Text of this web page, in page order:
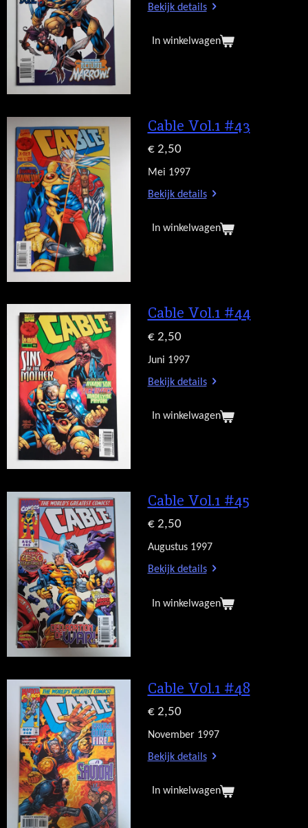
Bekijk details
In winkelwagen
Cable Vol.1 #43
€ 2,50
Mei 1997
Bekijk details
In winkelwagen
Cable Vol.1 #44
€ 2,50
Juni 1997
Bekijk details
In winkelwagen
Cable Vol.1 #45
€ 2,50
Augustus 1997
Bekijk details
In winkelwagen
Cable Vol.1 #48
€ 2,50
November 1997
Bekijk details
In winkelwagen